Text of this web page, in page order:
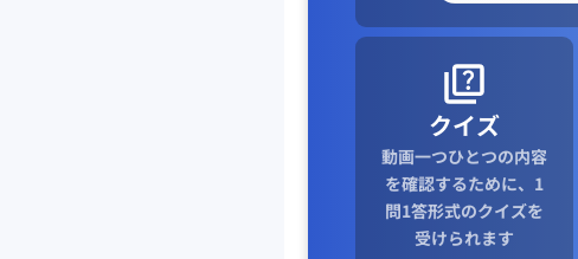
クイズ
動画一つひとつの内容
を確認するために、1
問1答形式のクイズを
受けられます